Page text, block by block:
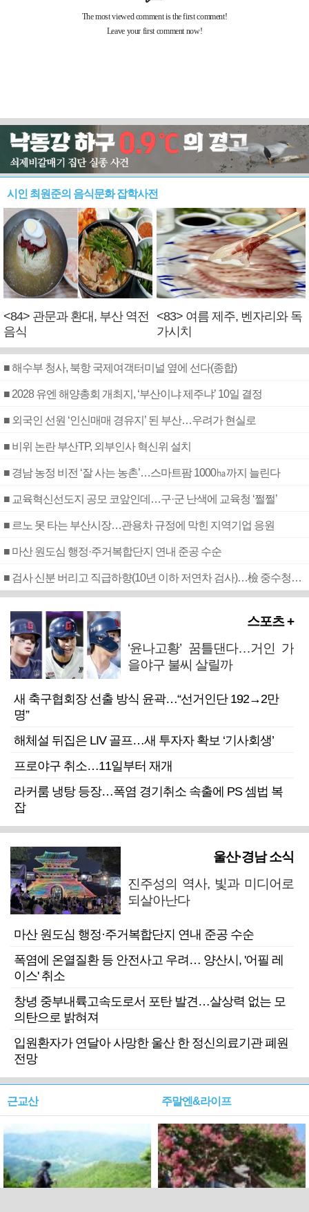
시인 최원준의 음식문화 잡학사전
<84> 관문과 환대, 부산 역전
음식
<83> 여름 제주, 벤자리와 독
가시치
■ 해수부 청사, 북항 국제여객터미널 옆에 선다(종합)
■ 2028 유엔 해양총회 개최지, ‘부산이냐 제주냐’ 10일 결정
■ 외국인 선원 ‘인신매매 경유지’ 된 부산…우려가 현실로
■ 비위 논란 부산TP, 외부인사 혁신위 설치
■ 경남 농정 비전 ‘잘 사는 농촌’…스마트팜 1000㏊까지 늘린다
■ 교육혁신선도지 공모 코앞인데…구·군 난색에 교육청 ‘쩔쩔’
■ 르노 못 타는 부산시장…관용차 규정에 막힌 지역기업 응원
■ 마산 원도심 행정·주거복합단지 연내 준공 수순
■ 검사 신분 버리고 직급하향(10년 이하 저연차 검사)…檢 중수청행 기피
스포츠 +
‘윤나고황’ 꿈틀댄다…거인 가
을야구 불씨 살릴까
새 축구협회장 선출 방식 윤곽…“선거인단 192→2만
명”
해체설 뒤집은 LIV 골프…새 투자자 확보 ‘기사회생’
프로야구 취소…11일부터 재개
라커룸 냉탕 등장…폭염 경기취소 속출에 PS 셈법 복
잡
울산·경남 소식
진주성의 역사, 빛과 미디어로
되살아난다
마산 원도심 행정·주거복합단지 연내 준공 수순
폭염에 온열질환 등 안전사고 우려… 양산시, '어필 레
이스' 취소
창녕 중부내륙고속도로서 포탄 발견…살상력 없는 모
의탄으로 밝혀져
입원환자가 연달아 사망한 울산 한 정신의료기관 폐원
전망
근교산 주말엔&라이프